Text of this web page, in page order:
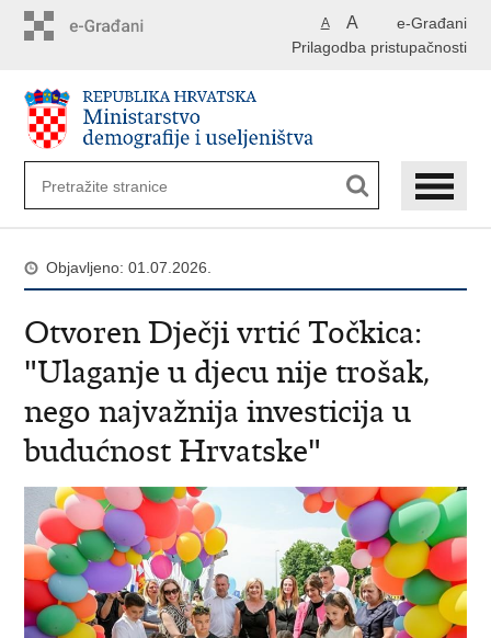
e-Građani
A A
Prilagodba pristupačnosti
Objavljeno: 01.07.2026.
Otvoren Dječji vrtić Točkica:
"Ulaganje u djecu nije trošak,
nego najvažnija investicija u
budućnost Hrvatske"